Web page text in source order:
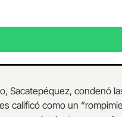
Sacatepéquez, condenó
calificó como un